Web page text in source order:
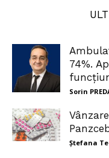
74%.
Sorin
Ștefana